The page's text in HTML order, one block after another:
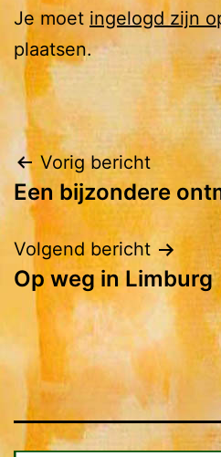
Je moet ingelogd zijn
plaatsen.
Bericht
navigatie
Vorig bericht
Een bijzondere
Volgend bericht
Op weg in Limburg